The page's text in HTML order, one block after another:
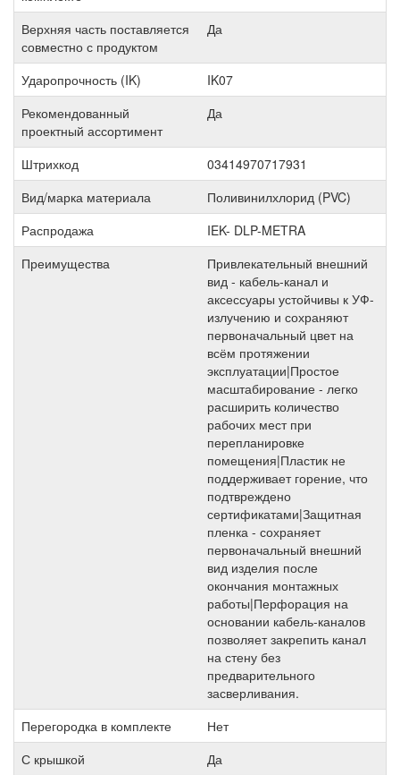
Верхняя часть поставляется
совместно с продуктом
Да
Ударопрочность (IK)
IK07
Рекомендованный
проектный ассортимент
Да
Штрихкод
03414970717931
Вид/марка материала
Поливинилхлорид (PVC)
Распродажа
IEK- DLP-METRA
Преимущества
Привлекательный внешний
вид - кабель-канал и
аксессуары устойчивы к УФ-
излучению и сохраняют
первоначальный цвет на
всём протяжении
эксплуатации|Простое
масштабирование - легко
расширить количество
рабочих мест при
перепланировке
помещения|Пластик не
поддерживает горение, что
подтвреждено
сертификатами|Защитная
пленка - сохраняет
первоначальный внешний
вид изделия после
окончания монтажных
работы|Перфорация на
основании кабель-каналов
позволяет закрепить канал
на стену без
предварительного
засверливания.
Перегородка в комплекте
Нет
С крышкой
Да